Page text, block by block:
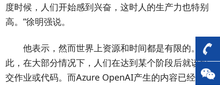
度时候，人们开始感到兴奋，这时人的生产力也特别
高。”徐明强说。
他表示，然而世界上资源和时间都是有限的。因
此，在大部分情况下，人们在达到某个阶段后就该提
交作业或代码。而Azure OpenAI产生的内容已经达到